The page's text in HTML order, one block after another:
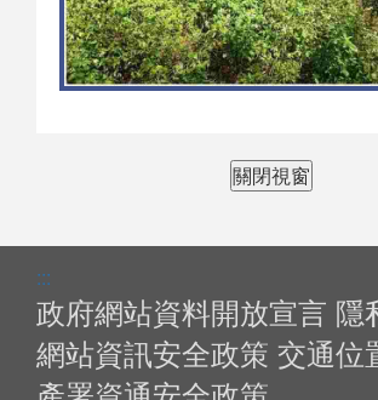
關閉視窗
:::
政府網站資料開放宣言 隱
網站資訊安全政策 交通位